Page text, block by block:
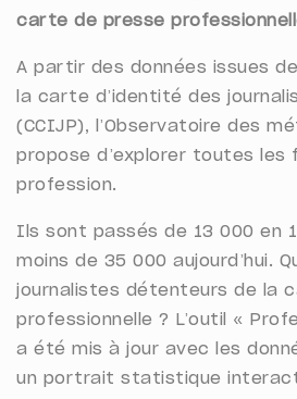
carte de presse
A partir des données issues
la carte d’identité des
(CCIJP), l’Observatoire des
propose d’explorer toutes
profession.
Ils sont passés de 13 000 en
moins de 35 000 aujourd’hui.
journalistes détenteurs de la
professionnelle ? L’outil «
a été mis à jour avec les
un portrait statistique